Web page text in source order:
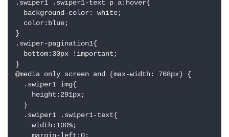
.swiper1 .swiper1-text p a:hover{
background-color: white;
color:blue;
}
.swiper-pagination1{
bottom:30px !important;
}
@media only screen and (max-width: 768px) {
.swiper1 img{
height:291px;
}
.swiper1 .swiper1-text{
width:100%;